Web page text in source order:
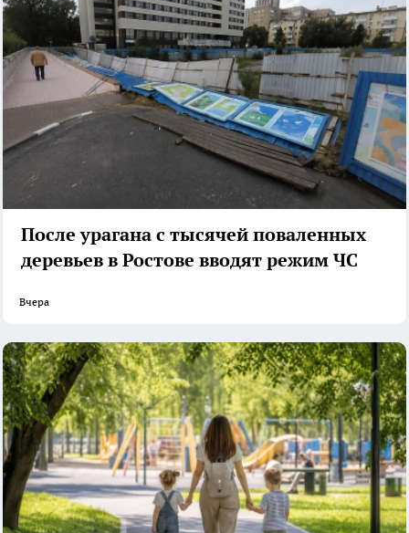
После урагана с тысячей поваленных
деревьев в Ростове вводят режим ЧС
Вчера